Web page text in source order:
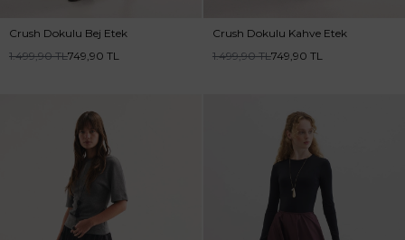
Crush Dokulu Bej Etek
1.499,90TL749,90 TL
Crush Dokulu Kahve Etek
1.499,90TL749,90 TL